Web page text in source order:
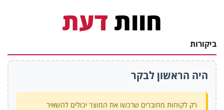
חוות דעת
ביקורות
היה הראשון לבקר
רק לקוחות מחוברים שרכשו את המוצר יכולים להשאיר